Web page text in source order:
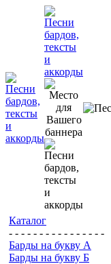
Каталог
- - - - - - - - - - - - - - - -
Барды на букву А
Барды на букву Б